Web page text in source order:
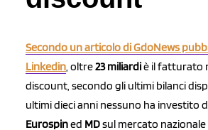
Secondo un articolo di GdoNews
Linkedin, oltre23 miliardiè il fatturato
discount, secondo gli ultimi bilanci
ultimi dieci anni nessuno ha investito
Eurospined MDsul mercato